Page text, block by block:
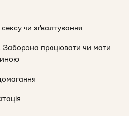
чи зґвалтування
Заборона працювати чи мати